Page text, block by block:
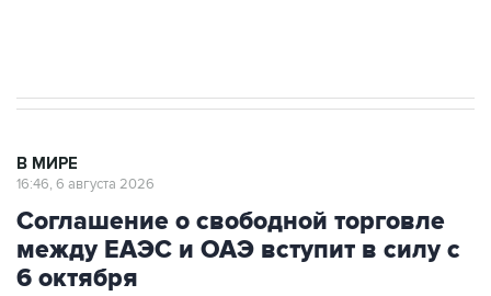
В МИРЕ
16:46, 6 августа 2026
Соглашение о свободной торговле
между ЕАЭС и ОАЭ вступит в силу с
6 октября